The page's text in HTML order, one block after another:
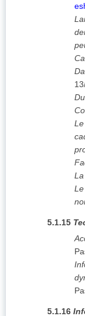
5.1.15
5.1.16